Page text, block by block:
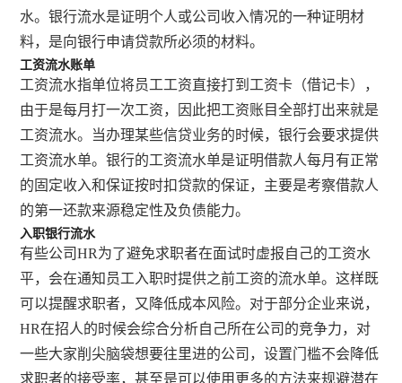
水。银行流水是证明个人或公司收入情况的一种证明材
料，是向银行申请贷款所必须的材料。
工资流水账单
工资流水指单位将员工工资直接打到工资卡（借记卡），
由于是每月打一次工资，因此把工资账目全部打出来就是
工资流水。当办理某些信贷业务的时候，银行会要求提供
工资流水单。银行的工资流水单是证明借款人每月有正常
的固定收入和保证按时扣贷款的保证，主要是考察借款人
的第一还款来源稳定性及负债能力。
入职银行流水
有些公司HR为了避免求职者在面试时虚报自己的工资水
平，会在通知员工入职时提供之前工资的流水单。这样既
可以提醒求职者，又降低成本风险。对于部分企业来说，
HR在招人的时候会综合分析自己所在公司的竞争力，对
一些大家削尖脑袋想要往里进的公司，设置门槛不会降低
求职者的接受率，甚至是可以使用更多的方法来规避潜在